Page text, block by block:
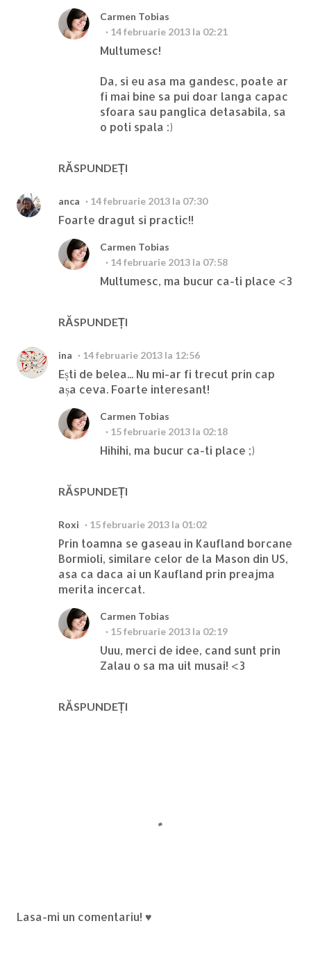
RĂSPUNDEȚI
Carmen Tobias
14 februarie 2013 la 02:21
Multumesc!
Da, si eu asa ma gandesc, poate ar
fi mai bine sa pui doar langa capac
sfoara sau panglica detasabila, sa
o poti spala :)
anca 14 februarie 2013 la 07:30
Foarte dragut si practic!!
RĂSPUNDEȚI
Carmen Tobias
14 februarie 2013 la 07:58
Multumesc, ma bucur ca-ti place <3
ina 14 februarie 2013 la 12:56
Ești de belea... Nu mi-ar fi trecut prin cap
așa ceva. Foarte interesant!
RĂSPUNDEȚI
Carmen Tobias
15 februarie 2013 la 02:18
Hihihi, ma bucur ca-ti place ;)
Roxi 15 februarie 2013 la 01:02
Prin toamna se gaseau in Kaufland borcane
Bormioli, similare celor de la Mason din US,
asa ca daca ai un Kaufland prin preajma
merita incercat.
RĂSPUNDEȚI
Carmen Tobias
15 februarie 2013 la 02:19
Uuu, merci de idee, cand sunt prin
Zalau o sa ma uit musai! <3
T
Lasa-mi un comentariu! ♥